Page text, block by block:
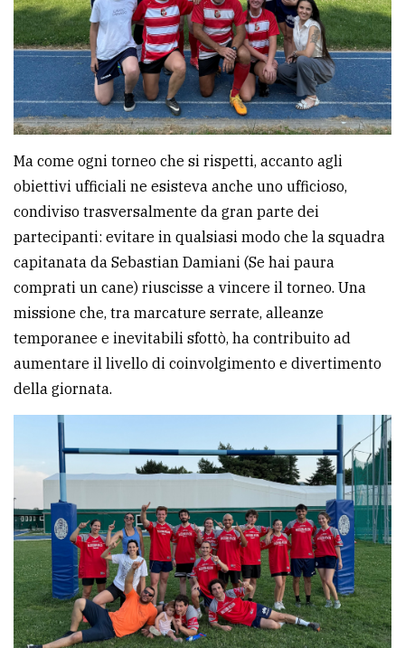
Ma come ogni torneo che si rispetti, accanto agli
obiettivi ufficiali ne esisteva anche uno ufficioso,
condiviso trasversalmente da gran parte dei
partecipanti: evitare in qualsiasi modo che la squadra
capitanata da Sebastian Damiani (Se hai paura
comprati un cane) riuscisse a vincere il torneo. Una
missione che, tra marcature serrate, alleanze
temporanee e inevitabili sfottò, ha contribuito ad
aumentare il livello di coinvolgimento e divertimento
della giornata.